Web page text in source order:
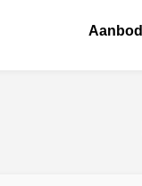
Aanbod